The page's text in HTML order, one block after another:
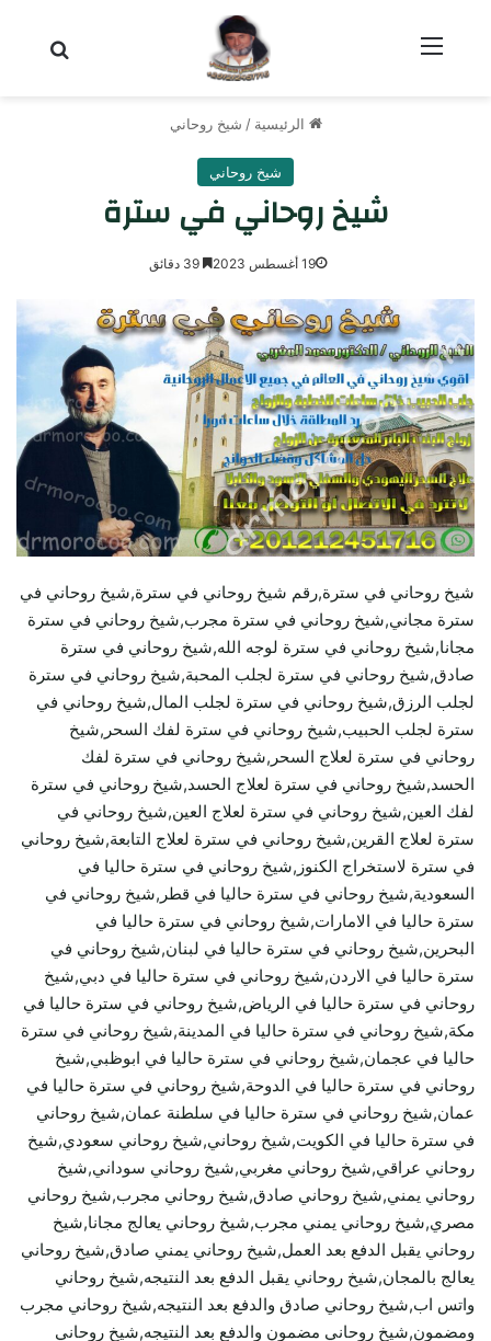
الرئيسية / شيخ روحاني
شيخ روحاني
شيخ روحاني في سترة
19 أغسطس 2023 39 دقائق
شيخ روحاني في سترة,رقم شيخ روحاني في سترة,شيخ روحاني في
سترة مجاني,شيخ روحاني في سترة مجرب,شيخ روحاني في سترة
مجانا,شيخ روحاني في سترة لوجه الله,شيخ روحاني في سترة
صادق,شيخ روحاني في سترة لجلب المحبة,شيخ روحاني في سترة
لجلب الرزق,شيخ روحاني في سترة لجلب المال,شيخ روحاني في
سترة لجلب الحبيب,شيخ روحاني في سترة لفك السحر,شيخ
روحاني في سترة لعلاج السحر,شيخ روحاني في سترة لفك
الحسد,شيخ روحاني في سترة لعلاج الحسد,شيخ روحاني في سترة
لفك العين,شيخ روحاني في سترة لعلاج العين,شيخ روحاني في
سترة لعلاج القرين,شيخ روحاني في سترة لعلاج التابعة,شيخ روحاني
في سترة لاستخراج الكنوز,شيخ روحاني في سترة حاليا في
السعودية,شيخ روحاني في سترة حاليا في قطر,شيخ روحاني في
سترة حاليا في الامارات,شيخ روحاني في سترة حاليا في
البحرين,شيخ روحاني في سترة حاليا في لبنان,شيخ روحاني في
سترة حاليا في الاردن,شيخ روحاني في سترة حاليا في دبي,شيخ
روحاني في سترة حاليا في الرياض,شيخ روحاني في سترة حاليا في
مكة,شيخ روحاني في سترة حاليا في المدينة,شيخ روحاني في سترة
حاليا في عجمان,شيخ روحاني في سترة حاليا في ابوظبي,شيخ
روحاني في سترة حاليا في الدوحة,شيخ روحاني في سترة حاليا في
عمان,شيخ روحاني في سترة حاليا في سلطنة عمان,شيخ روحاني
في سترة حاليا في الكويت,شيخ روحاني,شيخ روحاني سعودي,شيخ
روحاني عراقي,شيخ روحاني مغربي,شيخ روحاني سوداني,شيخ
روحاني يمني,شيخ روحاني صادق,شيخ روحاني مجرب,شيخ روحاني
مصري,شيخ روحاني يمني مجرب,شيخ روحاني يعالج مجانا,شيخ
روحاني يقبل الدفع بعد العمل,شيخ روحاني يمني صادق,شيخ روحاني
يعالج بالمجان,شيخ روحاني يقبل الدفع بعد النتيجه,شيخ روحاني
واتس اب,شيخ روحاني صادق والدفع بعد النتيجه,شيخ روحاني مجرب
ومضمون,شيخ روحاني مضمون والدفع بعد النتيجه,شيخ روحاني